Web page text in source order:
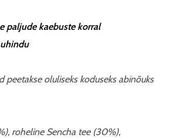
paljude kaebuste korral
peetakse oluliseks koduseks abinõuks
roheline Sencha tee (30%),